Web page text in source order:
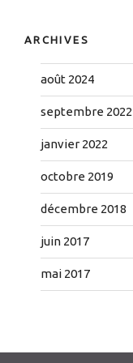
ARCHIVES
août 2024
septembre 2022
janvier 2022
octobre 2019
décembre 2018
juin 2017
mai 2017